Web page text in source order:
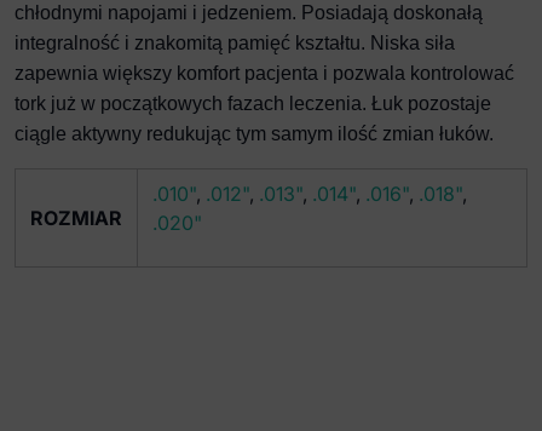
chłodnymi napojami i jedzeniem. Posiadają doskonałą
integralność i znakomitą pamięć kształtu. Niska siła
zapewnia większy komfort pacjenta i pozwala kontrolować
tork już w początkowych fazach leczenia. Łuk pozostaje
ciągle aktywny redukując tym samym ilość zmian łuków.
ROZMIAR
.010", .012", .013", .014", .016", .018",
.020"